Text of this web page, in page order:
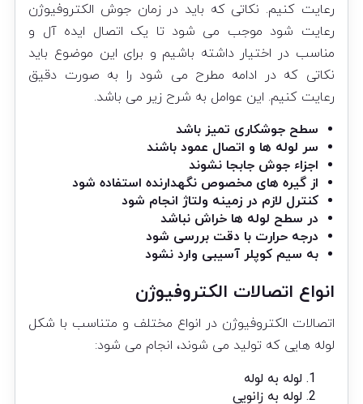
رعایت کنیم. نکاتی که باید در زمان جوش الکتروفیوژن
رعایت شود موجب می شود تا یک اتصال ایده آل و
مناسب در اختیار داشته باشیم و برای این موضوع باید
نکاتی که در ادامه مطرح می شود را به صورت دقیق
رعایت کنیم. این عوامل به شرح زیر می باشد.
سطح جوشکاری تمیز باشد
سر لوله ها و اتصال عمود باشند
اجزاء جوش جابجا نشوند
از گیره های مخصوص نگهدارنده استفاده شود
کنترل لازم در زمینه ولتاژ انجام شود
در سطح لوله ها خراش نباشد
درجه حرارت با دقت بررسی شود
به سیم کوپلر آسیبی وارد نشود
انواع اتصالات الکتروفیوژن
اتصالات الکتروفیوژن در انواع مختلف و متناسب با شکل
لوله هایی که تولید می شوند، انجام می شود:
لوله به لوله
لوله به زانویی